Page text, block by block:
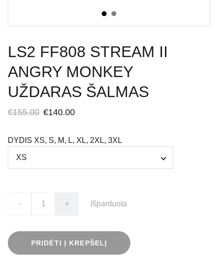
LS2 FF808 STREAM II
ANGRY MONKEY
UŽDARAS ŠALMAS
€155.00 €140.00
DYDIS XS, S, M, L, XL, 2XL, 3XL
- + Išparduota
PRIDĖTI Į KREPŠELĮ